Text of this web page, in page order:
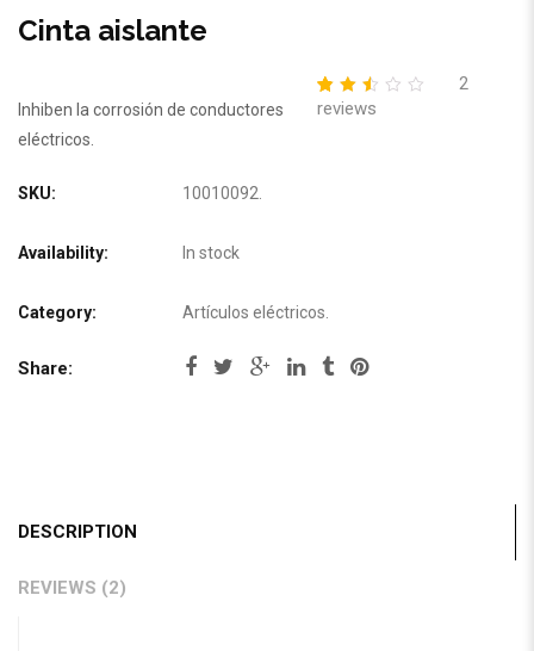
Cinta aislante
2.50
5
2
2
reviews
Inhiben la corrosión de conductores
eléctricos.
SKU: 10010092
Availability: In stock
Category: Artículos eléctricos
Share:
DESCRIPTION
REVIEWS (2)